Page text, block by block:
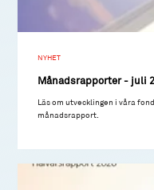
NYHET
Månadsrapporter - juli
Läs om utvecklingen i våra
månadsrapport.